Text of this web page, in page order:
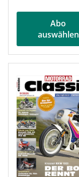
Abo
auswählen